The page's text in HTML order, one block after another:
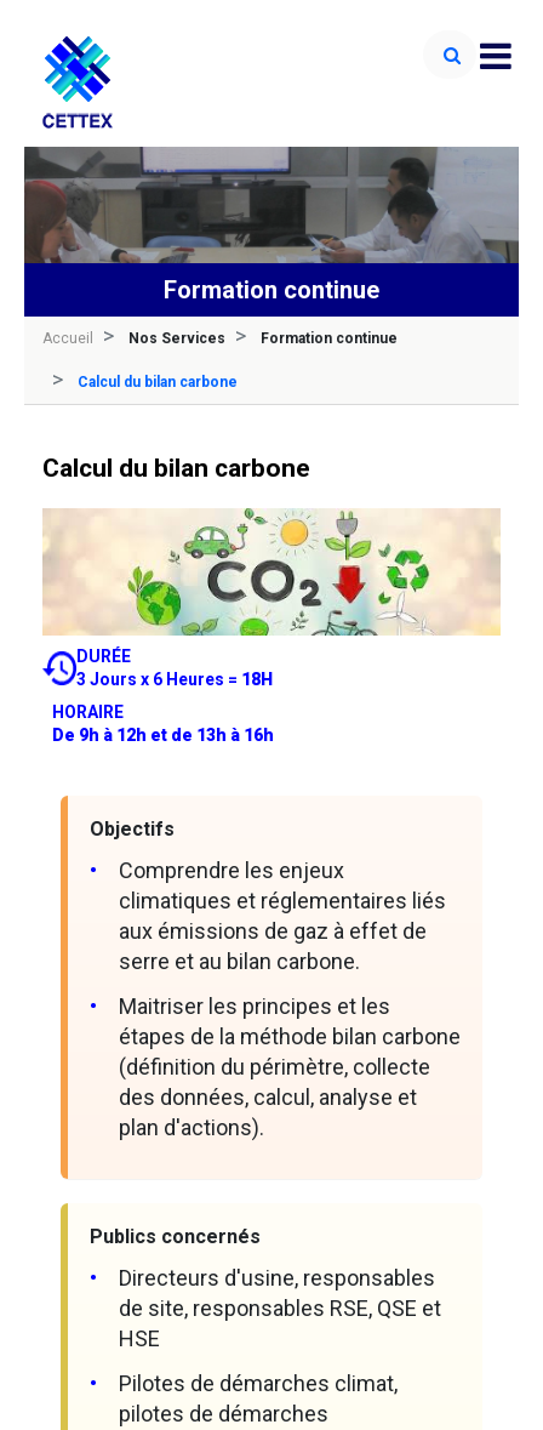
Formation continue
Accueil Nos Services Formation continue
Calcul du bilan carbone
Calcul du bilan carbone
DURÉE
3 Jours x 6 Heures = 18H
HORAIRE
De 9h à 12h et de 13h à 16h
Objectifs
Comprendre les enjeux
climatiques et réglementaires liés
aux émissions de gaz à effet de
serre et au bilan carbone.
Maitriser les principes et les
étapes de la méthode bilan carbone
(définition du périmètre, collecte
des données, calcul, analyse et
plan d'actions).
Publics concernés
Directeurs d'usine, responsables
de site, responsables RSE, QSE et
HSE
Pilotes de démarches climat,
pilotes de démarches